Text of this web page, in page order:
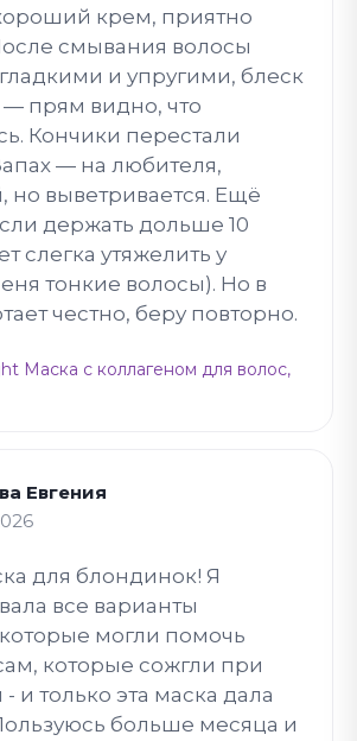
хороший крем, приятно
смывания волосы
и упругими, блеск
— прям видно, что
Кончики перестали
— на любителя,
но выветривается. Ещё
держать дольше 10
слегка утяжелить у
тонкие волосы). Но в
честно, беру повторно.
Маска с коллагеном для волос,
Евгения
для блондинок! Я
все варианты
могли помочь
которые сожгли при
и только эта маска дала
больше месяца и